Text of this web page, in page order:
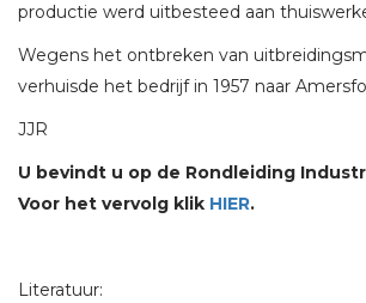
productie werd uitbesteed aan
Wegens het ontbreken van
verhuisde het bedrijf in 1957 naar
JJR
U bevindt u op de Rondleiding
Voor het vervolg klik HIER.
Literatuur: